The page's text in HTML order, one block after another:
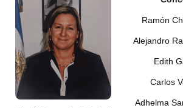
Ramón
Alejandro
Edith
Carlos
Adhelma